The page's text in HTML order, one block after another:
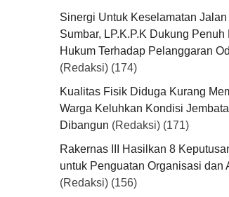
Sinergi Untuk Keselamatan
Sumbar, LP.K.P.K Dukung Penuh
Hukum Terhadap Pelanggaran
(Redaksi) (174)
Kualitas Fisik Diduga Kurang
Warga Keluhkan Kondisi
Dibangun (Redaksi) (171)
Rakernas III Hasilkan 8
untuk Penguatan Organisasi dan
(Redaksi) (156)